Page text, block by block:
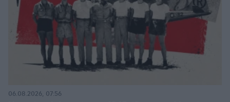
06.08.2026, 07:56